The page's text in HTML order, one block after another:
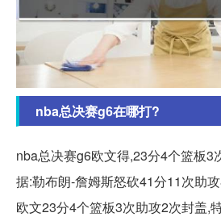
nba总决赛g6在哪打?
nba总决赛g6欧文得,23分4个篮板3
据:勒布朗-詹姆斯怒砍41分11次助
欧文23分4个篮板3次助攻2次封盖,